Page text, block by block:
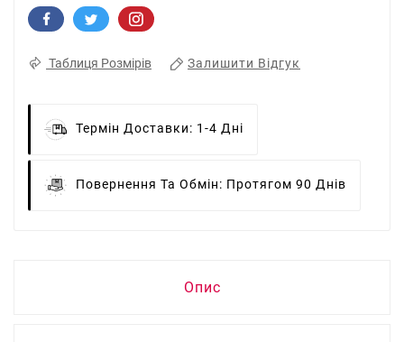
Таблиця Розмірів Залишити Відгук
Термін Доставки: 1-4 Дні
Повернення Та Обмін: Протягом 90 Днів
Опис